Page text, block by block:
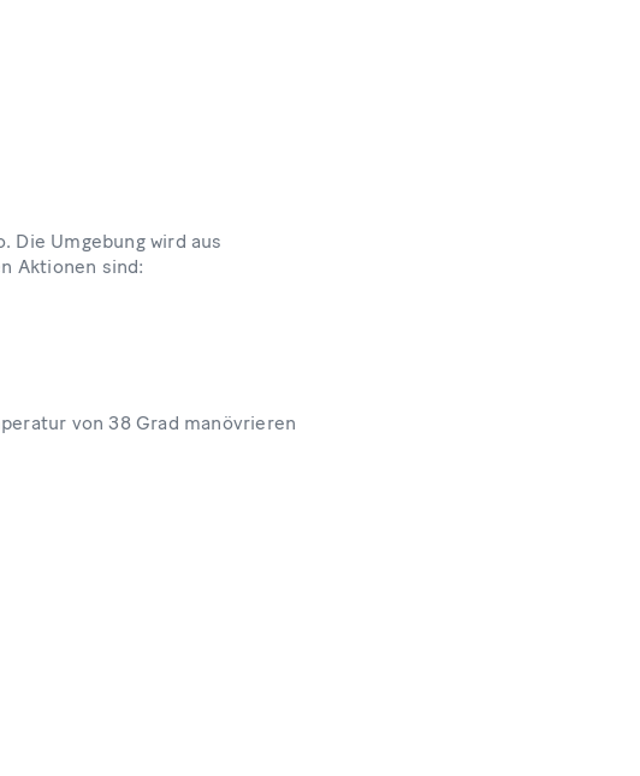
Die Umgebung wird aus
Aktionen sind:
von 38 Grad manövrieren